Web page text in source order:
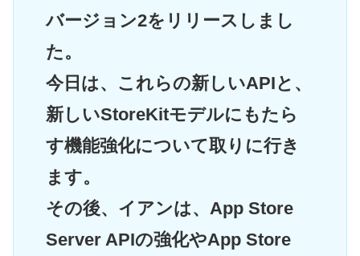
バージョン2をリリースしまし
た。
今日は、これらの新しいAPIと、
新しいStoreKitモデルにもたら
す機能強化について取りに行き
ます。
その後、イアンは、App Store
Server APIの強化やApp Store